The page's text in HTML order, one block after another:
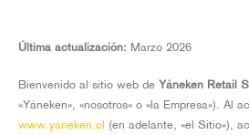
Última actualización: Marzo 2026
Bienvenido al sitio web de Yáneken Retail
«Yáneken», «nosotros» o «la Empresa»). Al
www.yaneken.cl (en adelante, «el Sitio»),